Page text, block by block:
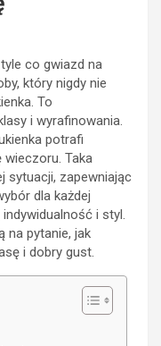
co gwiazd na
który nigdy nie
To
i wyrafinowania.
potrafi
wieczoru. Taka
sytuacji, zapewniając
dla każdej
i styl.
na pytanie, jak
i dobry gust.